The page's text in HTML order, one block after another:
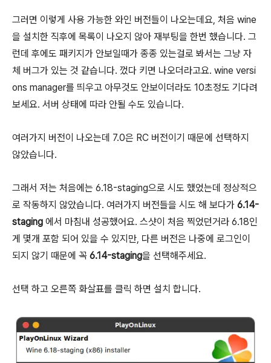
그러면 이렇게 사용 가능한 와인 버전들이 나오는데요, 처음 wine
을 설치한 직후에 목록이 나오지 않아 재부팅을 한번 했습니다. 그
런데 후에도 패키지가 안보일때가 종종 있는걸로 봐서는 그냥 자
체 버그가 있는 것 같습니다. 껐다 키면 나오더라고요. wine versi
ons manager를 띄우고 아무것도 안보이더라도 10초정도 기다려
보세요. 서버 상태에 따라 안될 수도 있습니다.
여러가지 버전이 나오는데 7.0은 RC 버전이기 때문에 선택하지
않았습니다.
그래서 저는 처음에는 6.18-staging으로 시도 했었는데 정상적으
로 작동하지 않았습니다. 여러가지 버전들을 시도 해 보다가 6.14-
staging 에서 마침내 성공했어요. 스샷이 처음 찍었던거라 6.18인
게 몇개 포함 되어 있을 수 있지만, 다른 버전은 나중에 로그인이
되지 않기 때문에 꼭 6.14-staging을 선택해주세요.
선택 하고 오른쪽 화살표를 클릭 하면 설치 합니다.